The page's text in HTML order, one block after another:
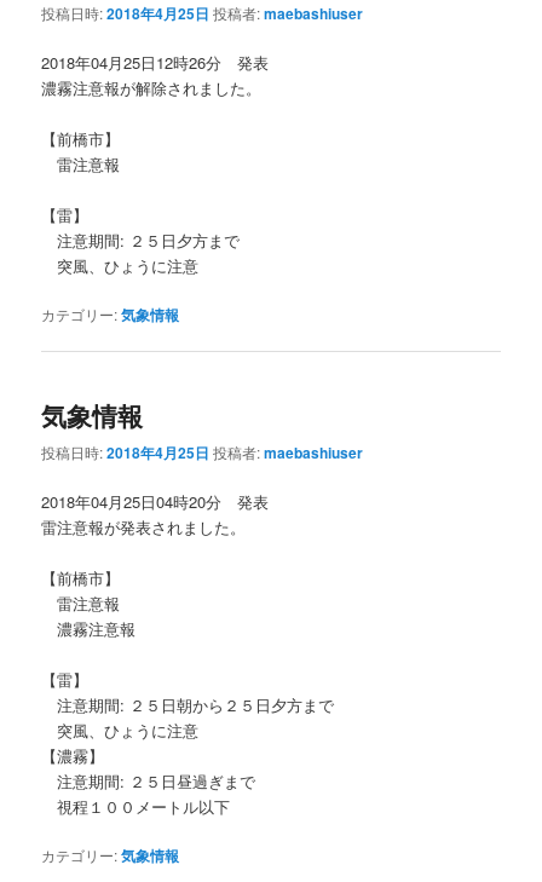
投稿日時:2018年4月25日 投稿者:maebashiuser
2018年04月25日12時26分 発表
濃霧注意報が解除されました。
【前橋市】
雷注意報
【雷】
注意期間: ２５日夕方まで
突風、ひょうに注意
カテゴリー:気象情報
気象情報
投稿日時:2018年4月25日 投稿者:maebashiuser
2018年04月25日04時20分 発表
雷注意報が発表されました。
【前橋市】
雷注意報
濃霧注意報
【雷】
注意期間: ２５日朝から２５日夕方まで
突風、ひょうに注意
【濃霧】
注意期間: ２５日昼過ぎまで
視程１００メートル以下
カテゴリー:気象情報